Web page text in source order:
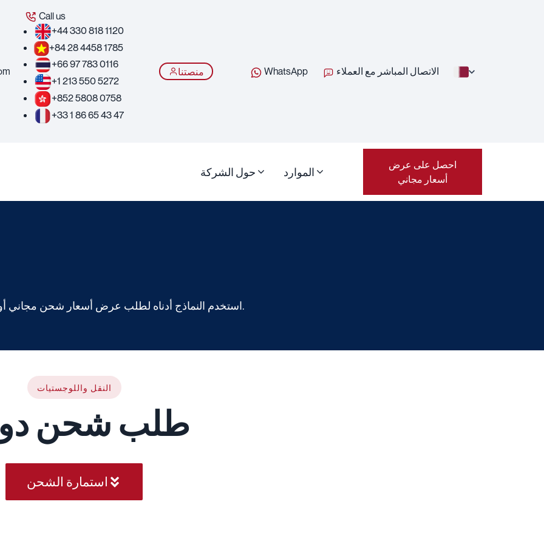
Call us
+44 330 818 1120
+84 28 4458 1785
+66 97 783 0116
+1 213 550 5272
+852 5808 0758
+33 1 86 65 43 47
منصتنا WhatsApp الاتصال المباشر مع العملاء
حول الشركة الموارد
احصل على عرض
أسعار مجاني
استخدم النماذج أدناه لطلب عرض أسعار شحن مجاني أو عرض أسعار التوريد. سنرد عليك في غضون 24 إلى 48 ساعة.
النقل واللوجستيات
طلب شحن
استمارة الشحن